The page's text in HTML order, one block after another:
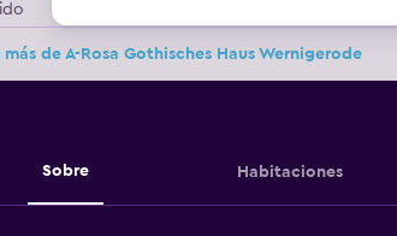
de A-Rosa Gothisches Haus Wernigerode
Sobre Habitaciones